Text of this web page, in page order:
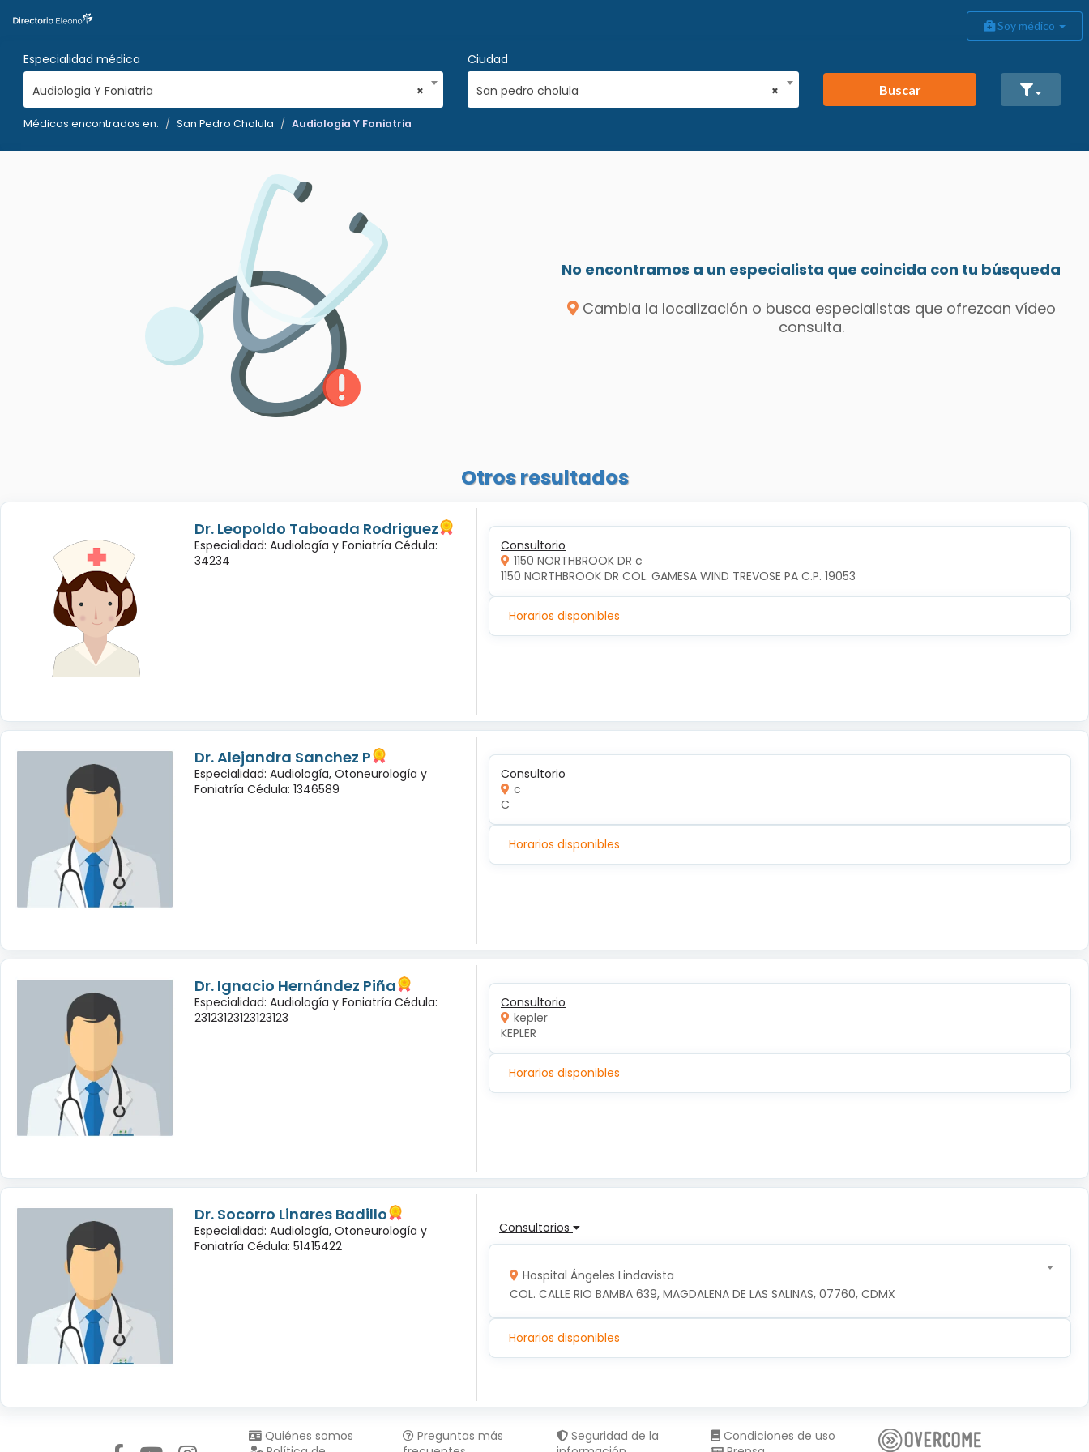
Soy médico
Especialidad médica
×
Audiologia Y Foniatria
Ciudad
×
San pedro cholula Buscar
Médicos encontrados en: San Pedro Cholula Audiologia Y Foniatria
No encontramos a un especialista que coincida con tu búsqueda
Cambia la localización o busca especialistas que ofrezcan vídeo
consulta.
Otros resultados
Dr. Leopoldo Taboada Rodriguez
Especialidad: Audiología y Foniatría Cédula:
34234
Consultorio
1150 NORTHBROOK DR c
1150 NORTHBROOK DR COL. GAMESA WIND TREVOSE PA C.P. 19053
Horarios disponibles
Dr. Alejandra Sanchez P
Especialidad: Audiología, Otoneurología y
Foniatría Cédula: 1346589
Consultorio
c
C
Horarios disponibles
Dr. Ignacio Hernández Piña
Especialidad: Audiología y Foniatría Cédula:
23123123123123123
Consultorio
kepler
KEPLER
Horarios disponibles
Dr. Socorro Linares Badillo
Especialidad: Audiología, Otoneurología y
Foniatría Cédula: 51415422
Consultorios
Hospital Ángeles Lindavista
COL. CALLE RIO BAMBA 639, MAGDALENA DE LAS SALINAS, 07760, CDMX
Horarios disponibles
Quiénes somos
Preguntas más
Seguridad de la
Condiciones de uso